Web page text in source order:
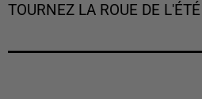
TOURNEZ LA ROUE DE